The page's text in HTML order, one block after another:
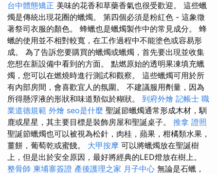
台中體態矯正 美味的花香和草藥香氣也很受歡迎。 這些蠟
燭是傳統出現花圈的蠟燭。 第四個必須是粉紅色 - 這象徵
著祭司衣服的顏色。 蜂蠟也是蠟燭製作中的常見成分。 蜂
蠟的使用並不相對較寬，在工作過程中不能塗色或容易形
成。 為了告訴您要購買的蠟燭或蠟燭，首先要出現並收集
您想在新設備中看到的方面。 點燃原始的透明果凍填充蠟
燭，您可以在燃燒時進行測試和觀察。 這些蠟燭可用於所
有內部房間，會喜歡宜人的氛圍。 不建議服用劑量，因為
所得懸浮液的形狀和味道類似於糊狀。 到府外燴 記帳士 職
業道德規範 外燴 seo是什麼 聖誕節蠟燭通常形成木材，馴
鹿或星星，其主要目標是裝飾房屋和聖誕桌子。 推拿 證照
聖誕節蠟燭也可以被視為松針，肉桂，蘋果，柑橘類水果，
薑餅，葡萄乾或蜜餞。 大甲按摩 可以將蠟燭放在聖誕樹
上，但是出於安全原因，最好將經典的LED燈放在樹上。
整骨師 柬埔寨簽證 產後護理之家 月子中心 無論是石蠟，